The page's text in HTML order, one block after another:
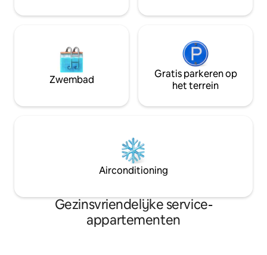
Zwembad
Gratis parkeren op
het terrein
Airconditioning
Gezinsvriendelijke service-
appartementen